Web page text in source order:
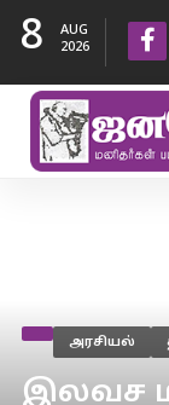
8
AUG
2026
அரசியல்
இலவச